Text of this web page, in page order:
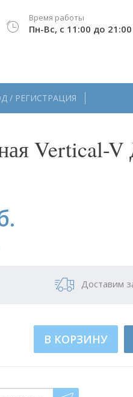
Время работы
Пн-Вс, с 11:00 до 21:00
/ РЕГИСТРАЦИЯ
Vertical-
Доставим
В КОРЗИНУ